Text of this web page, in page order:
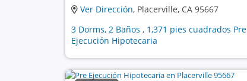
Ver Dirección, Placerville, CA 95667
3 Dorms, 2 Baños , 1,371 pies cuadrados Pre
Ejecución Hipotecaria